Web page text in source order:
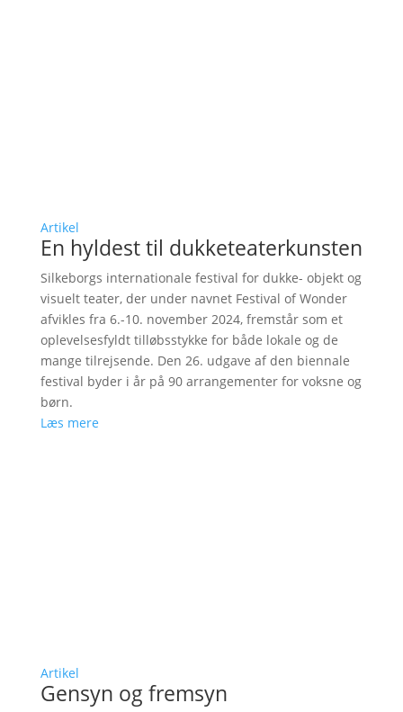
Artikel
En hyldest til dukketeaterkunsten
Silkeborgs internationale festival for dukke- objekt og
visuelt teater, der under navnet Festival of Wonder
afvikles fra 6.-10. november 2024, fremstår som et
oplevelsesfyldt tilløbsstykke for både lokale og de
mange tilrejsende. Den 26. udgave af den biennale
festival byder i år på 90 arrangementer for voksne og
børn.
Læs mere
Artikel
Gensyn og fremsyn